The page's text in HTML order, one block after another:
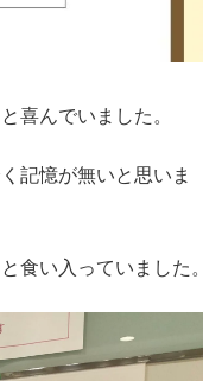
喜んでいました。
記憶が無いと思いま
食い入っていました。